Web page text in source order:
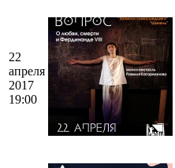
22
апреля
2017
19:00